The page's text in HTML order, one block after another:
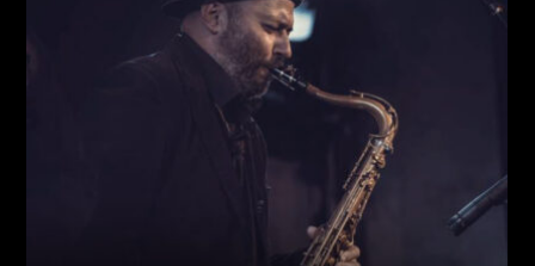
Богдан Кравчук (Саксофон
,) Олександр Ємець